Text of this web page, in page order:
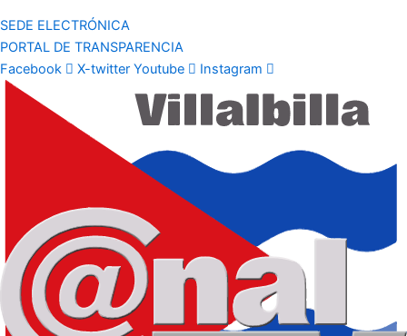
SEDE ELECTRÓNICA
PORTAL DE TRANSPARENCIA
Facebook
X-twitter Youtube Instagram